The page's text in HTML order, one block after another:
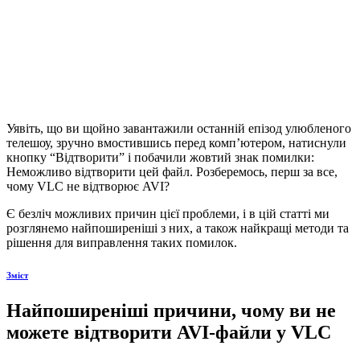
Уявіть, що ви щойно завантажили останній епізод улюбленого
телешоу, зручно вмостившись перед комп’ютером, натиснули
кнопку “Відтворити” і побачили жовтий знак помилки:
Неможливо відтворити цей файл. Розберемось, перш за все,
чому VLC не відтворює AVI?
Є безліч можливих причин цієї проблеми, і в цій статті ми
розглянемо найпоширеніші з них, а також найкращі методи та
рішення для виправлення таких помилок.
Зміст
Найпоширеніші причини, чому ви не
можете відтворити AVI-файли у VLC